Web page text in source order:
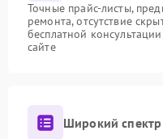
Точные прайс-листы,
ремонта, отсутствие
бесплатной
сайте
Широкий спектр